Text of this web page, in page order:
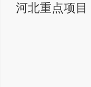
河北重点项目